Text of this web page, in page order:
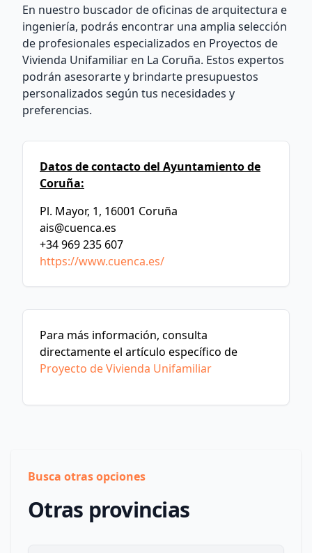
En nuestro buscador de oficinas de arquitectura e
ingeniería, podrás encontrar una amplia selección
de profesionales especializados en Proyectos de
Vivienda Unifamiliar en La Coruña. Estos expertos
podrán asesorarte y brindarte presupuestos
personalizados según tus necesidades y
preferencias.
Datos de contacto del Ayuntamiento de
Coruña:
Pl. Mayor, 1, 16001 Coruña
ais@cuenca.es
+34 969 235 607
https://www.cuenca.es/
Para más información, consulta
directamente el artículo específico de
Proyecto de Vivienda Unifamiliar
Busca otras opciones
Otras provincias